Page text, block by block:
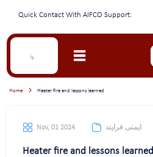
Quick Contact With AIFCO Support:
Home Heater fire and lessons learned
Nov, 01 2024 ایمنی فرایند
Heater fire and lessons learned